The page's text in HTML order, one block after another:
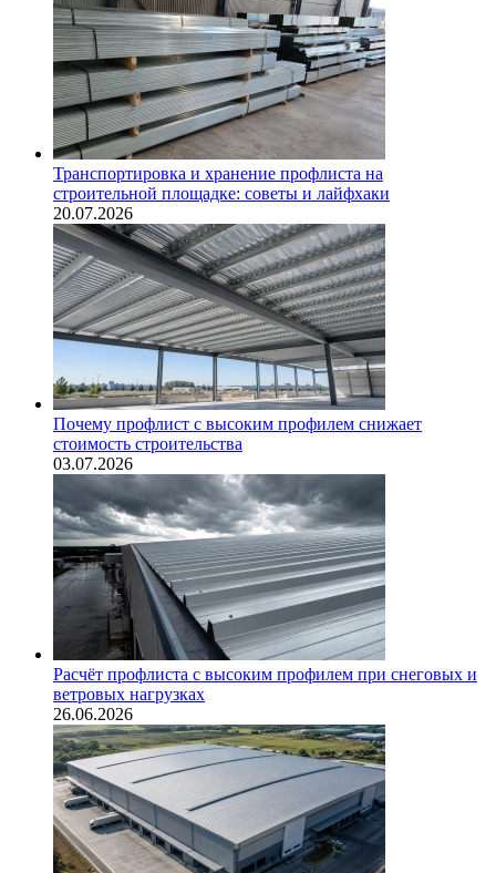
Транспортировка и хранение профлиста на
строительной площадке: советы и лайфхаки
20.07.2026
Почему профлист с высоким профилем снижает
стоимость строительства
03.07.2026
Расчёт профлиста с высоким профилем при снеговых и
ветровых нагрузках
26.06.2026